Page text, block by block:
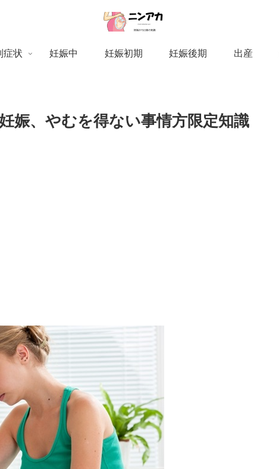
症状 妊娠中 妊娠初期 妊娠後期 出産
娠、やむを得ない事情方限定知識